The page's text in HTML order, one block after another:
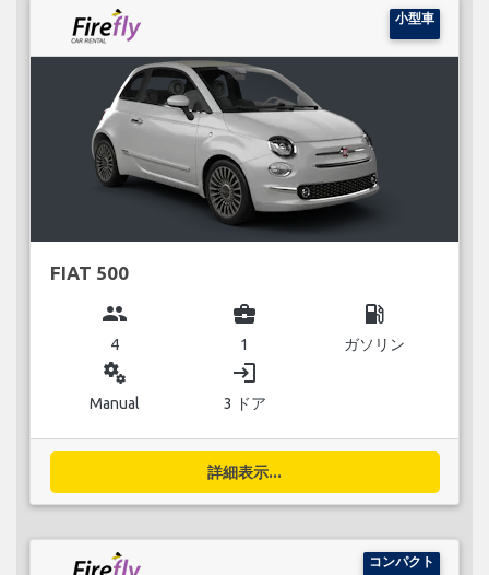
小型車
FIAT 500
group
4
business_center
1
local_gas_station
ガソリン
miscellaneous_services
Manual
login
3 ドア
詳細表示...
コンパクト